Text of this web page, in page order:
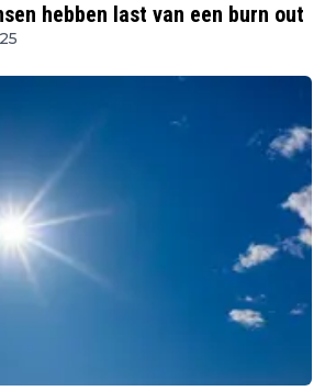
hebben last van een burn out